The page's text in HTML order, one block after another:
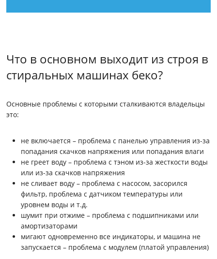
Что в основном выходит из строя в
стиральных машинах беко?
Основные проблемы с которыми сталкиваются владельцы
это:
не включается – проблема с панелью управления из-за
попадания скачков напряжения или попадания влаги
не греет воду – проблема с тэном из-за жесткости воды
или из-за скачков напряжения
не сливает воду – проблема с насосом, засорился
фильтр, проблема с датчиком температуры или
уровнем воды и т.д.
шумит при отжиме – проблема с подшипниками или
амортизаторами
мигают одновременно все индикаторы, и машина не
запускается – проблема с модулем (платой управления)